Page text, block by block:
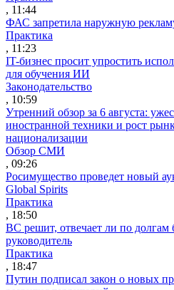
, 11:44
ФАС запретила наружную
Практика
, 11:23
IT-бизнес просит упростить
для обучения ИИ
Законодательство
, 10:59
Утренний обзор за 6 августа:
иностранной техники и рост
национализации
Обзор СМИ
, 09:26
Росимущество проведет новый
Global Spirits
Практика
, 18:50
ВС решит, отвечает ли по
руководитель
Практика
, 18:47
Путин подписал закон о новых